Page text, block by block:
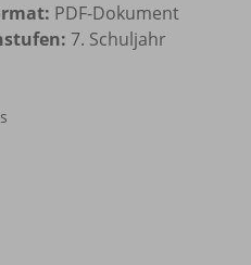
PDF-Dokument
7. Schuljahr